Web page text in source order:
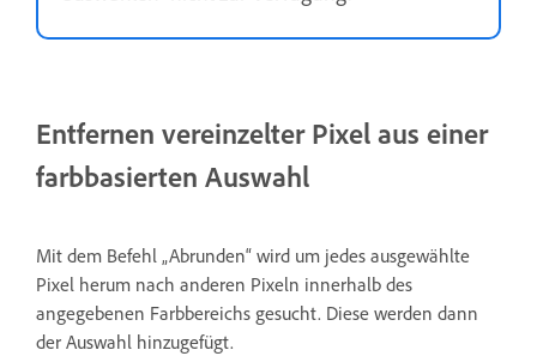
Entfernen vereinzelter Pixel aus einer
farbbasierten Auswahl
Mit dem Befehl „Abrunden“ wird um jedes ausgewählte
Pixel herum nach anderen Pixeln innerhalb des
angegebenen Farbbereichs gesucht. Diese werden dann
der Auswahl hinzugefügt.